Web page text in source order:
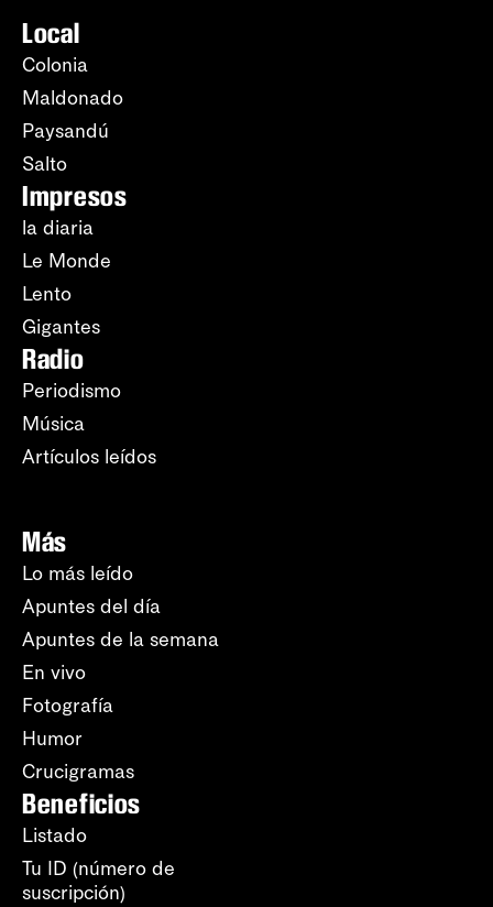
Local
Colonia
Maldonado
Paysandú
Salto
Impresos
la diaria
Le Monde
Lento
Gigantes
Radio
Periodismo
Música
Artículos leídos
Más
Lo más leído
Apuntes del día
Apuntes de la semana
En vivo
Fotografía
Humor
Crucigramas
Beneficios
Listado
Tu ID (número de
suscripción)